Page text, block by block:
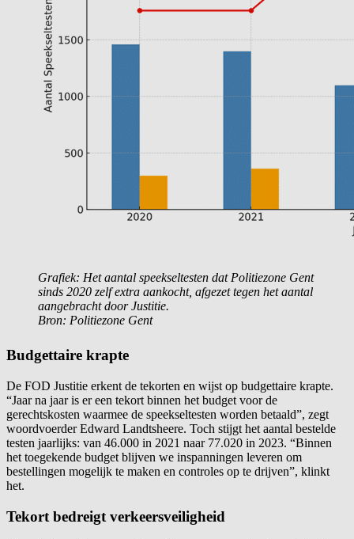
Grafiek: Het aantal speekseltesten dat Politiezone Gent
sinds 2020 zelf extra aankocht, afgezet tegen het aantal
aangebracht door Justitie.
Bron: Politiezone Gent
Budgettaire krapte
De FOD Justitie erkent de tekorten en wijst op budgettaire krapte.
“Jaar na jaar is er een tekort binnen het budget voor de
gerechtskosten waarmee de speekseltesten worden betaald”, zegt
woordvoerder Edward Landtsheere. Toch stijgt het aantal bestelde
testen jaarlijks: van 46.000 in 2021 naar 77.020 in 2023. “Binnen
het toegekende budget blijven we inspanningen leveren om
bestellingen mogelijk te maken en controles op te drijven”, klinkt
het.
Tekort bedreigt verkeersveiligheid